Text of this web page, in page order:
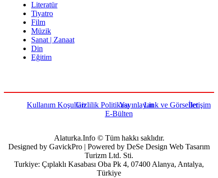
Literatür
Tiyatro
Film
Müzik
Sanat | Zanaat
Din
Eğitim
Kullanım KoşullarıGizlilik PolitikasıYayınlayanLink ve Görsellerİletişim
E-Bülten
Alaturka.Info © Tüm hakkı saklıdır.
Designed by GavickPro | Powered by DeSe Design Web Tasarım
Turizm Ltd. Sti.
Turkiye: Çıplaklı Kasabası Oba Pk 4, 07400 Alanya, Antalya,
Türkiye